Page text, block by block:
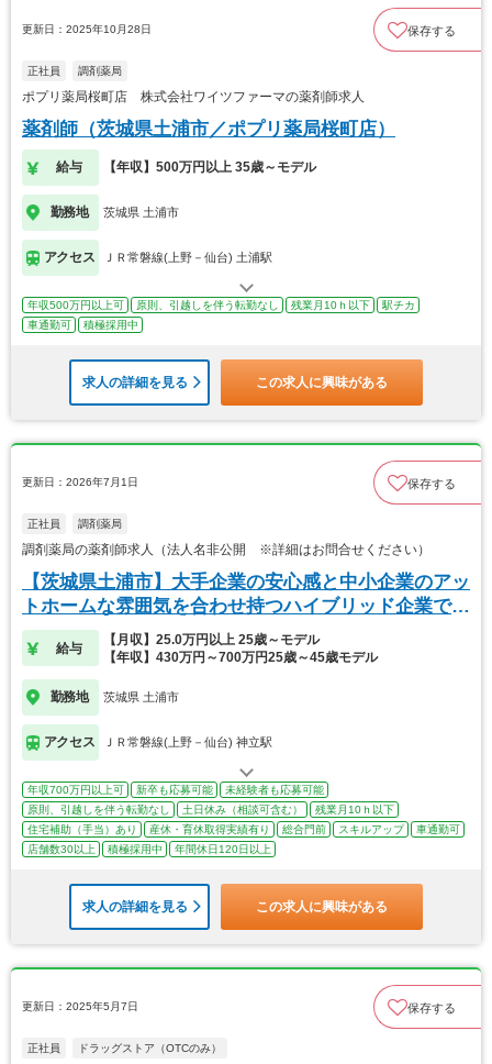
更新日：2025年10月28日 保存する
正社員 調剤薬局
ポプリ薬局桜町店 株式会社ワイツファーマの薬剤師求人
薬剤師（茨城県土浦市／ポプリ薬局桜町店）
給与 【年収】500万円以上 35歳～モデル
勤務地 茨城県 土浦市
アクセス ＪＲ常磐線(上野－仙台) 土浦駅
年収500万円以上可 原則、引越しを伴う転勤なし 残業月10ｈ以下
駅チカ
車通勤可
積極採用中
求人の詳細を見る この求人に興味がある
更新日：2026年7月1日 保存する
正社員 調剤薬局
調剤薬局の薬剤師求人（法人名非公開 ※詳細はお問合せください）
【茨城県土浦市】大手企業の安心感と中小企業のアッ
トホームな雰囲気を合わせ持つハイブリッド企業で
す！
給与
【月収】25.0万円以上 25歳～モデル
【年収】430万円～700万円25歳～45歳モデル
勤務地 茨城県 土浦市
アクセス ＪＲ常磐線(上野－仙台) 神立駅
年収700万円以上可 新卒も応募可能
未経験者も応募可能
原則、引越しを伴う転勤なし
土日休み（相談可含む）
残業月10ｈ以下
住宅補助（手当）あり
産休・育休取得実績有り 総合門前 スキルアップ
車通勤可
店舗数30以上
積極採用中 年間休日120日以上
求人の詳細を見る この求人に興味がある
更新日：2025年5月7日 保存する
正社員 ドラッグストア（OTCのみ）